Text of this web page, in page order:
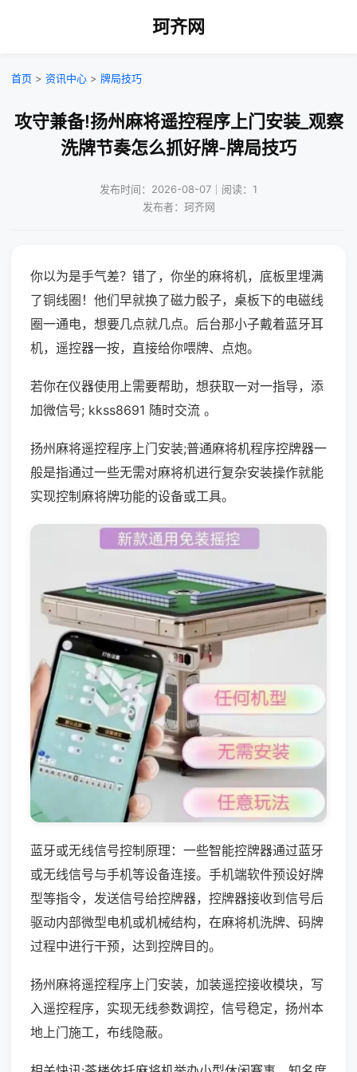
珂齐网
首页 > 资讯中心 > 牌局技巧
攻守兼备!扬州麻将遥控程序上门安装_观察
洗牌节奏怎么抓好牌-牌局技巧
发布时间：2026-08-07｜阅读：1
发布者：珂齐网
你以为是手气差？错了，你坐的麻将机，底板里埋满
了铜线圈！他们早就换了磁力骰子，桌板下的电磁线
圈一通电，想要几点就几点。后台那小子戴着蓝牙耳
机，遥控器一按，直接给你喂牌、点炮。
若你在仪器使用上需要帮助，想获取一对一指导，添
加微信号; kkss8691 随时交流 。
扬州麻将遥控程序上门安装;普通麻将机程序控牌器一
般是指通过一些无需对麻将机进行复杂安装操作就能
实现控制麻将牌功能的设备或工具。
蓝牙或无线信号控制原理：一些智能控牌器通过蓝牙
或无线信号与手机等设备连接。手机端软件预设好牌
型等指令，发送信号给控牌器，控牌器接收到信号后
驱动内部微型电机或机械结构，在麻将机洗牌、码牌
过程中进行干预，达到控牌目的。
扬州麻将遥控程序上门安装，加装遥控接收模块，写
入遥控程序，实现无线参数调控，信号稳定，扬州本
地上门施工，布线隐蔽。